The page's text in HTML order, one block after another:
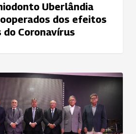
Uberlândia
dos efeitos
do Coronavírus